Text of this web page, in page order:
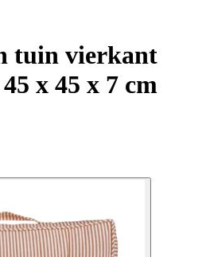
tuin vierkant
x 45 x 7 cm